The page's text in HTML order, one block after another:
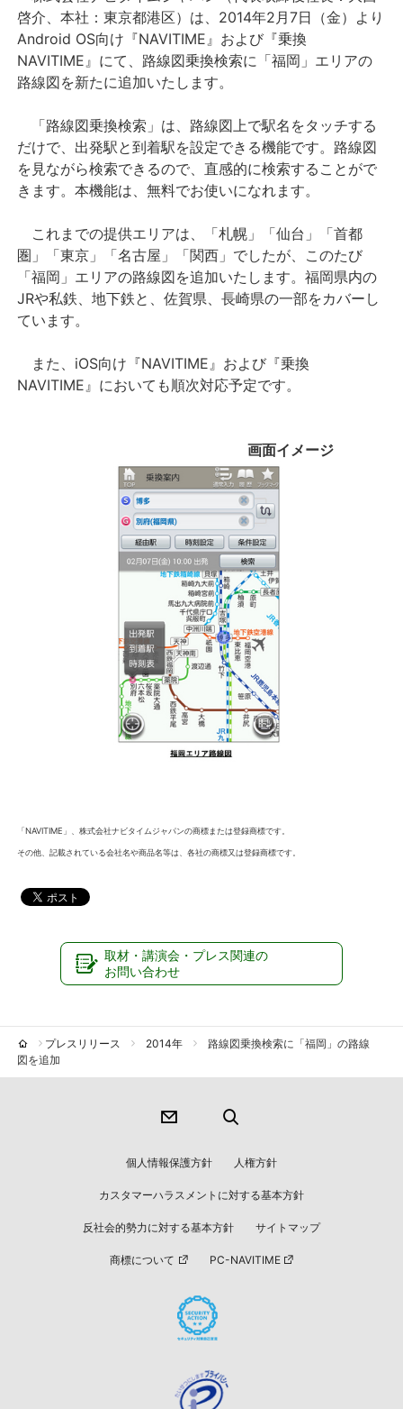
法人向けサービス
採用情報
English
啓介、本社：東京都港区）は、2014年2月7日（金）より
Android OS向け『NAVITIME』および『乗換
NAVITIME』にて、路線図乗換検索に「福岡」エリアの
路線図を新たに追加いたします。
「路線図乗換検索」は、路線図上で駅名をタッチする
だけで、出発駅と到着駅を設定できる機能です。路線図
を見ながら検索できるので、直感的に検索することがで
きます。本機能は、無料でお使いになれます。
これまでの提供エリアは、「札幌」「仙台」「首都
圏」「東京」「名古屋」「関西」でしたが、このたび
「福岡」エリアの路線図を追加いたします。福岡県内の
JRや私鉄、地下鉄と、佐賀県、長崎県の一部をカバーし
ています。
また、iOS向け『NAVITIME』および『乗換
NAVITIME』においても順次対応予定です。
画面イメージ
「NAVITIME」 、株式会社ナビタイムジャパンの商標または登録商標です。
その他、記載されている会社名や商品名等は、各社の商標又は登録商標です。
取材・講演会・プレス関連の
お問い合わせ
プレスリリース 2014年
路線図乗換検索に「福岡」の路線
図を追加
個人情報保護方針 人権方針
カスタマーハラスメントに対する基本方針
反社会的勢力に対する基本方針 サイトマップ
商標について PC-NAVITIME